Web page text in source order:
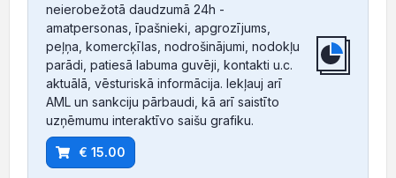
neierobežotā daudzumā 24h -
amatpersonas, īpašnieki, apgrozījums,
peļņa, komercķīlas, nodrošinājumi, nodokļu
parādi, patiesā labuma guvēji, kontakti u.c.
aktuālā, vēsturiskā informācija. Iekļauj arī
AML un sankciju pārbaudi, kā arī saistīto
uzņēmumu interaktīvo saišu grafiku.
€ 15.00